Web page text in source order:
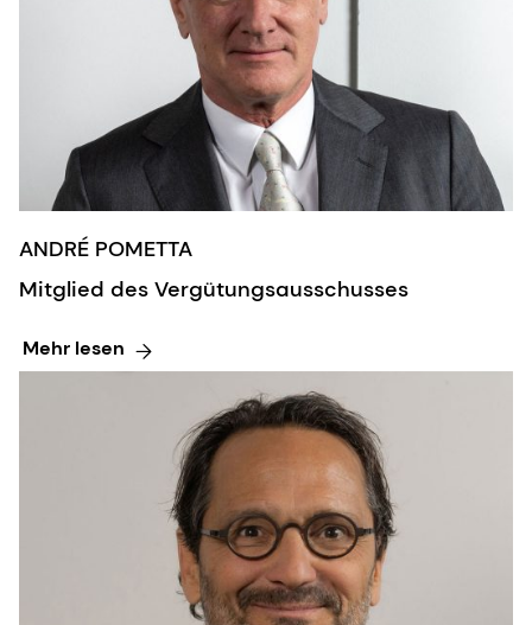
ANDRÉ POMETTA
Mitglied des Vergütungsausschusses
Mehr lesen